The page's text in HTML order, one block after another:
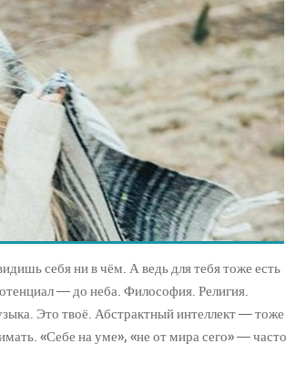
себя ни в чём. А ведь для тебя тоже есть
— до неба. Философия. Религия.
Это твоё. Абстрактный интеллект — тоже
«Себе на уме», «не от мира сего» — часто